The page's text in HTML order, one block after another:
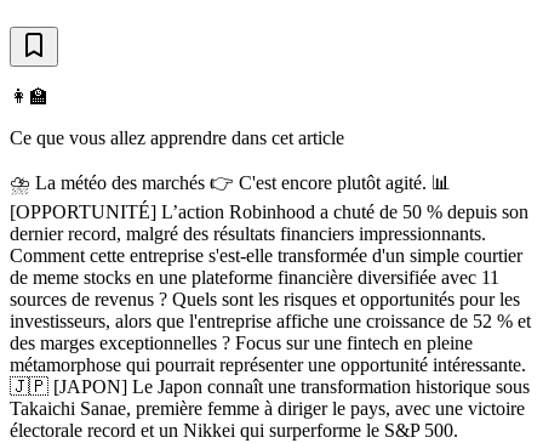
👩‍🏫
Ce que vous allez apprendre dans cet article
⛈️ La météo des marchés 👉 C'est encore plutôt agité. 📊
[OPPORTUNITÉ] L’action Robinhood a chuté de 50 % depuis son
dernier record, malgré des résultats financiers impressionnants.
Comment cette entreprise s'est-elle transformée d'un simple courtier
de meme stocks en une plateforme financière diversifiée avec 11
sources de revenus ? Quels sont les risques et opportunités pour les
investisseurs, alors que l'entreprise affiche une croissance de 52 % et
des marges exceptionnelles ? Focus sur une fintech en pleine
métamorphose qui pourrait représenter une opportunité intéressante.
🇯🇵 [JAPON] Le Japon connaît une transformation historique sous
Takaichi Sanae, première femme à diriger le pays, avec une victoire
électorale record et un Nikkei qui surperforme le S&P 500.